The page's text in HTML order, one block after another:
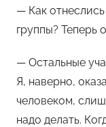
— Как
группы? Теперь
— Остальные
Я, наверно,
человеком,
надо делать.